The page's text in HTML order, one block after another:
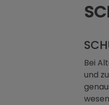
Bei
und